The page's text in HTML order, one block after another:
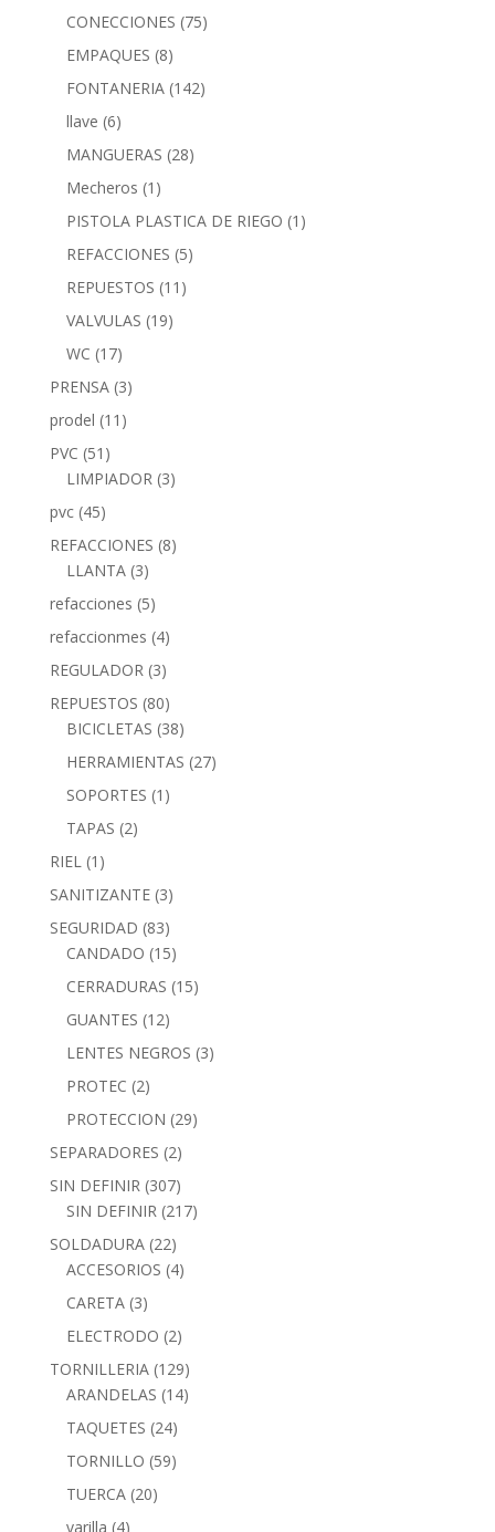
CONECCIONES (75)
EMPAQUES (8)
FONTANERIA (142)
llave (6)
MANGUERAS (28)
Mecheros (1)
PISTOLA PLASTICA DE RIEGO (1)
REFACCIONES (5)
REPUESTOS (11)
VALVULAS (19)
WC (17)
PRENSA (3)
prodel (11)
PVC (51)
LIMPIADOR (3)
pvc (45)
REFACCIONES (8)
LLANTA (3)
refacciones (5)
refaccionmes (4)
REGULADOR (3)
REPUESTOS (80)
BICICLETAS (38)
HERRAMIENTAS (27)
SOPORTES (1)
TAPAS (2)
RIEL (1)
SANITIZANTE (3)
SEGURIDAD (83)
CANDADO (15)
CERRADURAS (15)
GUANTES (12)
LENTES NEGROS (3)
PROTEC (2)
PROTECCION (29)
SEPARADORES (2)
SIN DEFINIR (307)
SIN DEFINIR (217)
SOLDADURA (22)
ACCESORIOS (4)
CARETA (3)
ELECTRODO (2)
TORNILLERIA (129)
ARANDELAS (14)
TAQUETES (24)
TORNILLO (59)
TUERCA (20)
varilla (4)